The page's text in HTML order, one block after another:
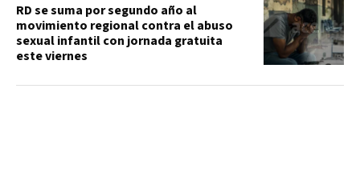
RD se suma por segundo año al
movimiento regional contra el abuso
sexual infantil con jornada gratuita
este viernes